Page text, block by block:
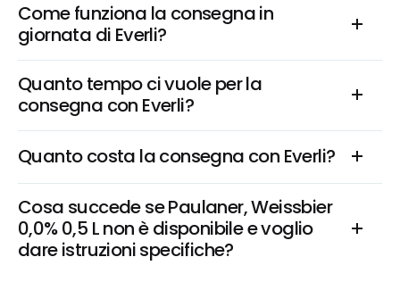
Come funziona la consegna in
giornata di Everli?
Quanto tempo ci vuole per la
consegna con Everli?
Quanto costa la consegna con Everli?
Cosa succede se Paulaner, Weissbier
0,0% 0,5 L non è disponibile e voglio
dare istruzioni specifiche?